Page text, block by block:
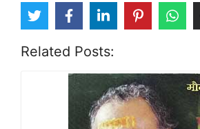
Related Posts: